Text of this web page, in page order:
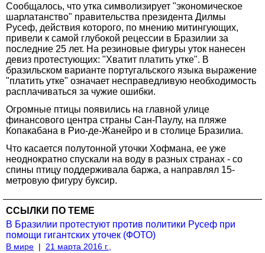
Сообщалось, что утка символизирует "экономическое
шарлатанство" правительства президента Дилмы
Русеф, действия которого, по мнению митингующих,
привели к самой глубокой рецессии в Бразилии за
последние 25 лет. На резиновые фигуры уток нанесен
девиз протестующих: "Хватит платить утке". В
бразильском варианте португальского языка выражение
"платить утке" означает несправедливую необходимость
расплачиваться за чужие ошибки.
Огромные птицы появились на главной улице
финансового центра страны Сан-Паулу, на пляже
Копакабана в Рио-де-Жанейро и в столице Бразилиа.
Что касается полутонной уточки Хофмана, ее уже
неоднократно спускали на воду в разных странах - со
спины птицу поддерживала баржа, а направлял 15-
метровую фигуру буксир.
ССЫЛКИ ПО ТЕМЕ
В Бразилии протестуют против политики Русеф при
помощи гигантских уточек (ФОТО)
В мире | 21 марта 2016 г.,